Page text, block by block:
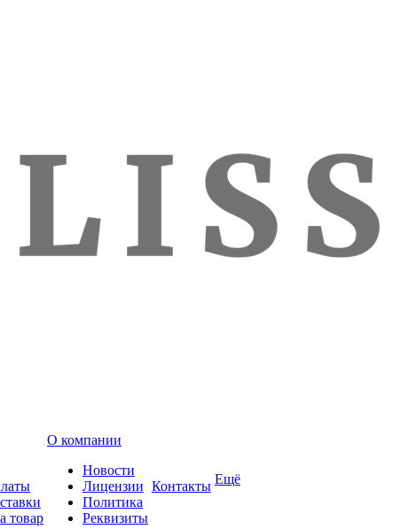
товар
О компании
Новости
Лицензии
Политика
Реквизиты
Контакты Ещё